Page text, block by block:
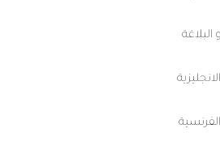
البلاغة